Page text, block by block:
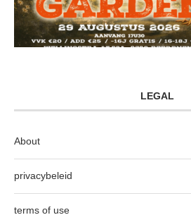
LEGAL
About
privacybeleid
terms of use